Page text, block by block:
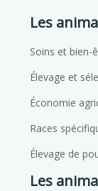
Les
Soins et bien-
Élevage et
Économie
Races
Élevage de
Les